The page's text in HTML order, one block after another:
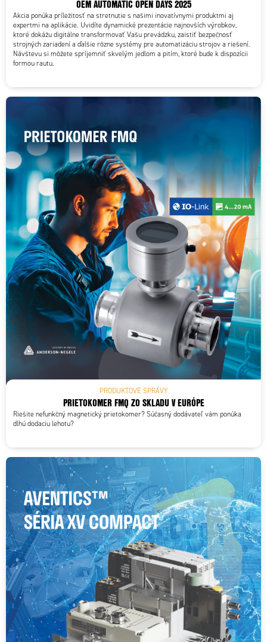
OEM AUTOMATIC OPEN DAYS 2025
Akcia ponúka príležitosť na stretnutie s našimi inovatívnymi produktmi aj
expertmi na aplikácie. Uvidíte dynamické prezentácie najnovších výrobkov,
ktoré dokážu digitálne transformovať Vašu prevádzku, zaistiť bezpečnosť
strojných zariadení a ďalšie rôzne systémy pre automatizáciu strojov a riešení.
Návštevu si môžete spríjemniť skvelým jedlom a pitím, ktoré bude k dispozícii
formou rautu.
PRODUKTOVÉ SPRÁVY
PRIETOKOMER FMQ ZO SKLADU V EURÓPE
Riešite nefunkčný magnetický prietokomer? Súčasný dodávateľ vám ponúka
dlhú dodaciu lehotu?